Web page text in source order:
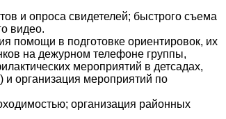
и опроса свидетелей; быстрого съема
видео.
помощи в подготовке ориентировок, их
на дежурном телефоне группы,
мероприятий в детсадах,
и организация мероприятий по
организация районных